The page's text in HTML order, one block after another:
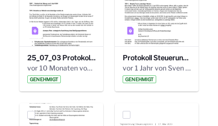
25_07_03 Protokoll Steuerungskreis.pdf
vor 10 Monaten von Alexander Orlowski
GENEHMIGT
Protokoll Steuerungskreis_06.02.2025 .pdf
vor 1 Jahr von Sven Hitzler
GENEHMIGT